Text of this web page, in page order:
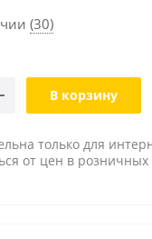
(30)
В корзину
только для
от цен в розничных